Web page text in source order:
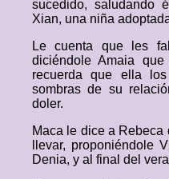
sucedido, saludando
Xian, una niña
Le cuenta que les
diciéndole Amaia
recuerda que ella
sombras de su
doler.
Maca le dice a
llevar, proponiéndole
Denia, y al final del